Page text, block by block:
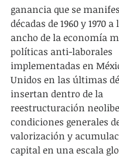
ganancia que se
décadas de 1960 y 1970
ancho de la economía
políticas anti-laborales
implementadas en
Unidos en las últimas
insertan dentro de la
reestructuración
condiciones generales
valorización y
capital en una escala